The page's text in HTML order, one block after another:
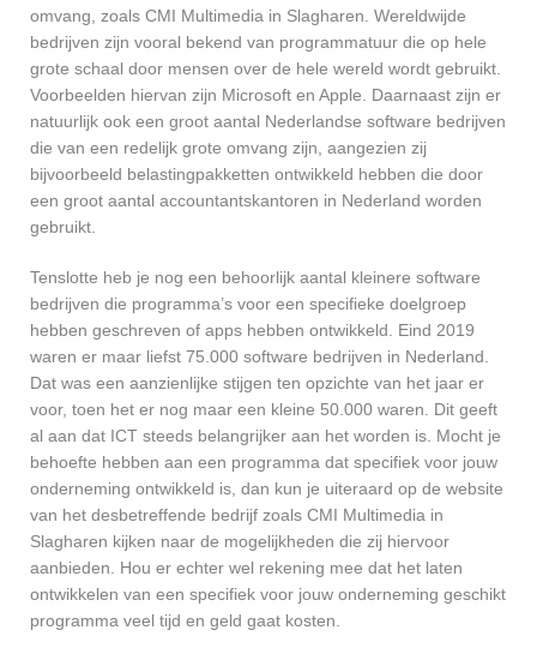
omvang, zoals CMI Multimedia in Slagharen. Wereldwijde
bedrijven zijn vooral bekend van programmatuur die op hele
grote schaal door mensen over de hele wereld wordt gebruikt.
Voorbeelden hiervan zijn Microsoft en Apple. Daarnaast zijn er
natuurlijk ook een groot aantal Nederlandse software bedrijven
die van een redelijk grote omvang zijn, aangezien zij
bijvoorbeeld belastingpakketten ontwikkeld hebben die door
een groot aantal accountantskantoren in Nederland worden
gebruikt.
Tenslotte heb je nog een behoorlijk aantal kleinere software
bedrijven die programma’s voor een specifieke doelgroep
hebben geschreven of apps hebben ontwikkeld. Eind 2019
waren er maar liefst 75.000 software bedrijven in Nederland.
Dat was een aanzienlijke stijgen ten opzichte van het jaar er
voor, toen het er nog maar een kleine 50.000 waren. Dit geeft
al aan dat ICT steeds belangrijker aan het worden is. Mocht je
behoefte hebben aan een programma dat specifiek voor jouw
onderneming ontwikkeld is, dan kun je uiteraard op de website
van het desbetreffende bedrijf zoals CMI Multimedia in
Slagharen kijken naar de mogelijkheden die zij hiervoor
aanbieden. Hou er echter wel rekening mee dat het laten
ontwikkelen van een specifiek voor jouw onderneming geschikt
programma veel tijd en geld gaat kosten.